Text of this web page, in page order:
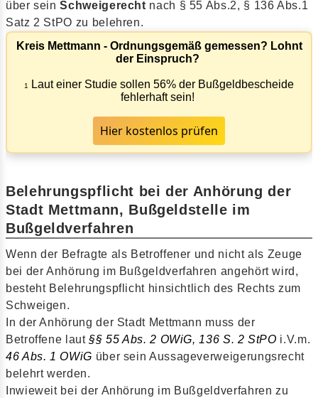
über seinSchweigerecht nach § 55 Abs.2, § 136 Abs.1
Satz 2 StPO zu belehren.
Kreis Mettmann - Ordnungsgemäß gemessen? Lohnt
der Einspruch?
1
Laut einer Studie sollen 56% der Bußgeldbescheide
fehlerhaft sein!
Hier kostenlos prüfen
Belehrungspflicht bei der Anhörung der
Stadt Mettmann, Bußgeldstelle im
Bußgeldverfahren
Wenn der Befragte als Betroffener und nicht als Zeuge
bei der Anhörung im Bußgeldverfahren angehört wird,
besteht Belehrungspflicht hinsichtlich des Rechts zum
Schweigen.
In der Anhörung der Stadt Mettmann muss der
Betroffene laut§§ 55 Abs. 2 OWiG, 136 S. 2 StPO i.V.m.
46 Abs. 1 OWiG über sein Aussageverweigerungsrecht
belehrt werden.
Inwieweit bei der Anhörung im Bußgeldverfahren zu